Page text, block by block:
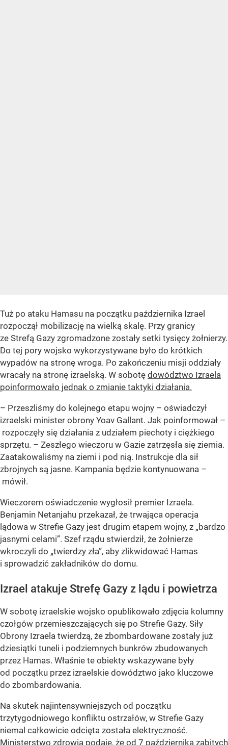
Tuż po ataku Hamasu na początku października Izrael
rozpoczął mobilizację na wielką skalę. Przy granicy
ze Strefą Gazy zgromadzone zostały setki tysięcy żołnierzy.
Do tej pory wojsko wykorzystywane było do krótkich
wypadów na stronę wroga. Po zakończeniu misji oddziały
wracały na stronę izraelską. W sobotę dowództwo Izraela
poinformowało jednak o zmianie taktyki działania.
– Przeszliśmy do kolejnego etapu wojny – oświadczył
izraelski minister obrony Yoav Gallant. Jak poinformował –
rozpoczęły się działania z udziałem piechoty i ciężkiego
sprzętu. – Zeszłego wieczoru w Gazie zatrzęsła się ziemia.
Zaatakowaliśmy na ziemi i pod nią. Instrukcje dla sił
zbrojnych są jasne. Kampania będzie kontynuowana –
mówił.
Wieczorem oświadczenie wygłosił premier Izraela.
Benjamin Netanjahu przekazał, że trwająca operacja
lądowa w Strefie Gazy jest drugim etapem wojny, z „bardzo
jasnymi celami”. Szef rządu stwierdził, że żołnierze
wkroczyli do „twierdzy zła”, aby zlikwidować Hamas
i sprowadzić zakładników do domu.
Izrael atakuje Strefę Gazy z lądu i powietrza
W sobotę izraelskie wojsko opublikowało zdjęcia kolumny
czołgów przemieszczających się po Strefie Gazy. Siły
Obrony Izraela twierdzą, że zbombardowane zostały już
dziesiątki tuneli i podziemnych bunkrów zbudowanych
przez Hamas. Właśnie te obiekty wskazywane były
od początku przez izraelskie dowództwo jako kluczowe
do zbombardowania.
Na skutek najintensywniejszych od początku
trzytygodniowego konfliktu ostrzałów, w Strefie Gazy
niemal całkowicie odcięta została elektryczność.
Ministerstwo zdrowia podaje, że od 7 października zabitych